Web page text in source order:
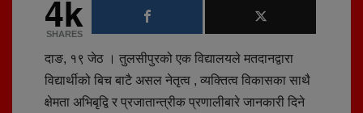
4k
SHARES
दाङ, १९ जेठ । तुलसीपुरको एक विद्यालयले मतदानद्वारा
विद्यार्थीको बिच बाटै असल नेतृत्व , व्यक्तित्व विकासका साथै
क्षेमता अभिबृद्वि र प्रजातान्त्रीक प्रणालीबारे जानकारी दिने